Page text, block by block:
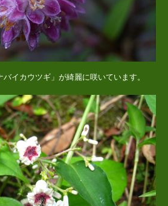
イカウツギ」が綺麗に咲いています。